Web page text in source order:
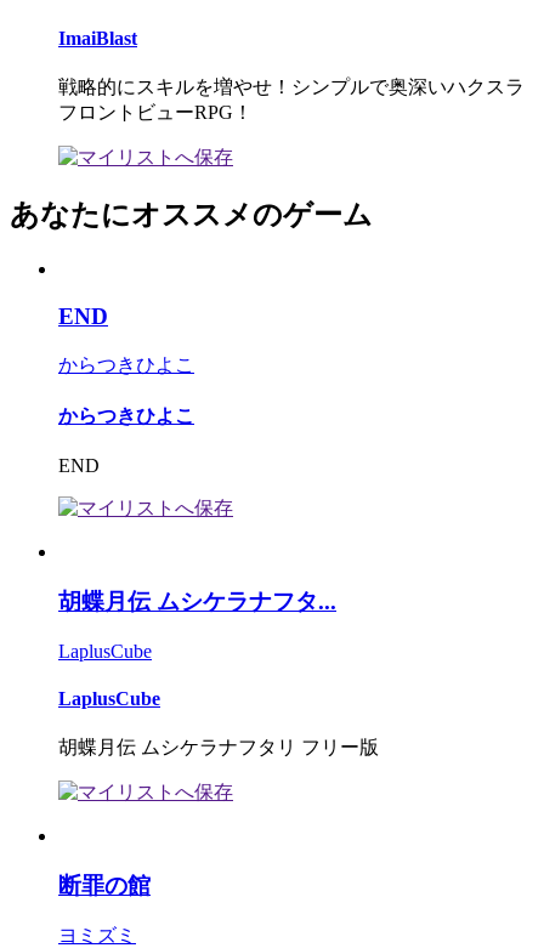
ImaiBlast
戦略的にスキルを増やせ！シンプルで奥深いハクスラ
フロントビューRPG！
あなたにオススメのゲーム
END
からつきひよこ
からつきひよこ
END
胡蝶月伝 ムシケラナフタ...
LaplusCube
LaplusCube
胡蝶月伝 ムシケラナフタリ フリー版
断罪の館
ヨミズミ